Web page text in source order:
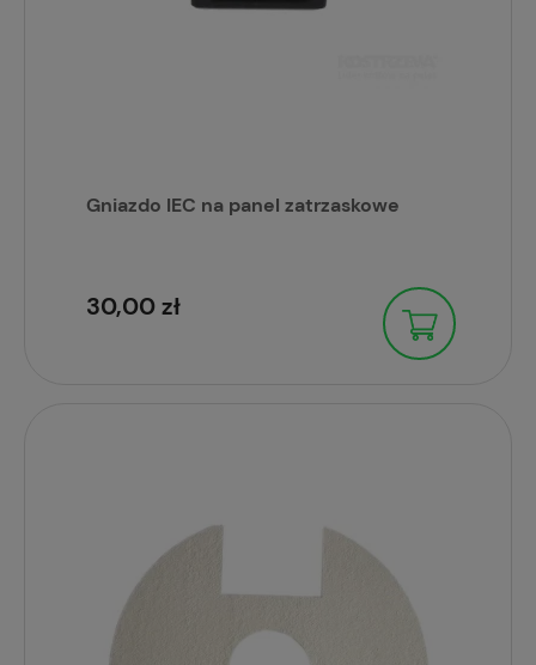
Gniazdo IEC na panel zatrzaskowe
30,00 zł